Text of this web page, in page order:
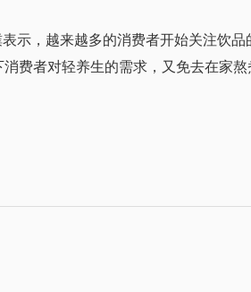
示，越来越多的消费者开始关注饮品
费者对轻养生的需求，又免去在家熬